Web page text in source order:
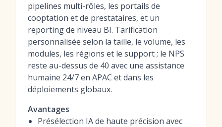
pipelines multi-rôles, les portails de
cooptation et de prestataires, et un
reporting de niveau BI. Tarification
personnalisée selon la taille, le volume, les
modules, les régions et le support ; le NPS
reste au-dessus de 40 avec une assistance
humaine 24/7 en APAC et dans les
déploiements globaux.
Avantages
Présélection IA de haute précision avec